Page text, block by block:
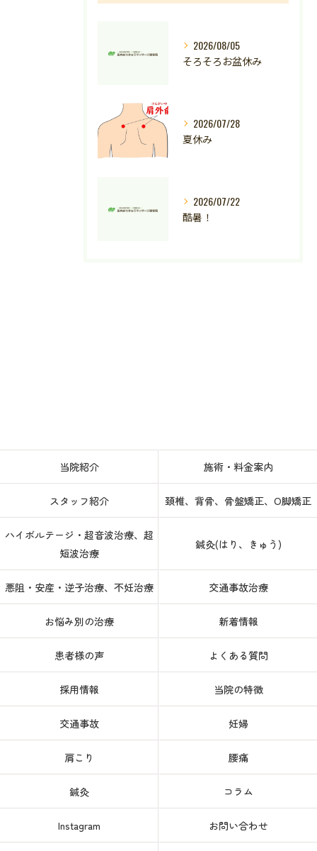
2026/08/05
そろそろお盆休み
2026/07/28
夏休み
2026/07/22
酷暑！
当院紹介 施術・料金案内
スタッフ紹介 頚椎、背骨、骨盤矯正、O脚矯正
ハイボルテージ・超音波治療、超
短波治療
鍼灸(はり、きゅう)
悪阻・安産・逆子治療、不妊治療 交通事故治療
お悩み別の治療 新着情報
患者様の声 よくある質問
採用情報 当院の特徴
交通事故 妊婦
肩こり 腰痛
鍼灸 コラム
Instagram お問い合わせ